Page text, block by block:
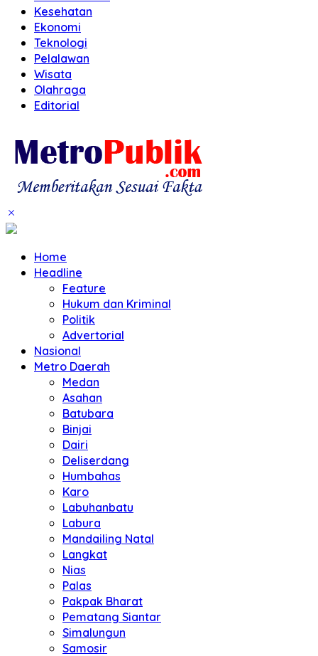
Kesehatan
Ekonomi
Teknologi
Pelalawan
Wisata
Olahraga
Editorial
Home
Headline
Feature
Hukum dan Kriminal
Politik
Advertorial
Nasional
Metro Daerah
Medan
Asahan
Batubara
Binjai
Dairi
Deliserdang
Humbahas
Karo
Labuhanbatu
Labura
Mandailing Natal
Langkat
Nias
Palas
Pakpak Bharat
Pematang Siantar
Simalungun
Samosir